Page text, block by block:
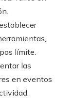
límite.
las
en eventos